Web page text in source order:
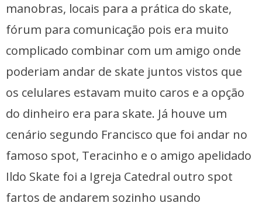
manobras, locais para a prática do skate,
fórum para comunicação pois era muito
complicado combinar com um amigo onde
poderiam andar de skate juntos vistos que
os celulares estavam muito caros e a opção
do dinheiro era para skate. Já houve um
cenário segundo Francisco que foi andar no
famoso spot, Teracinho e o amigo apelidado
Ildo Skate foi a Igreja Catedral outro spot
fartos de andarem sozinho usando